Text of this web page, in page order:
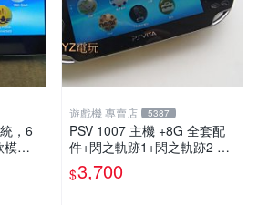
，6
模擬
遊戲機 專賣店 5387
PSV 1007 主機 +8G 全套配
件+閃之軌跡1+閃之軌跡2 保
修一年 品質有保障
$3,700